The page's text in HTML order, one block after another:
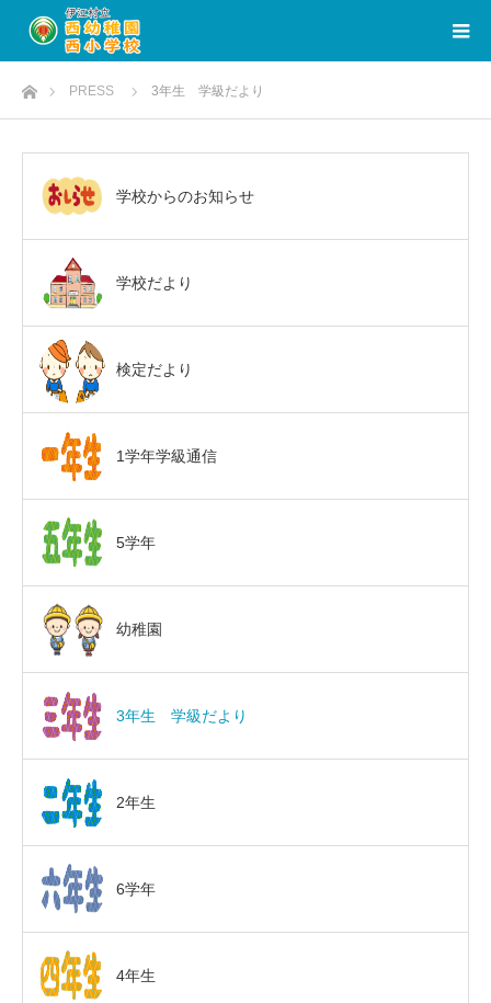
ホームPRESS 3年生 学級だより
学校からのお知らせ
学校だより
検定だより
1学年学級通信
5学年
幼稚園
3年生 学級だより
2年生
6学年
4年生